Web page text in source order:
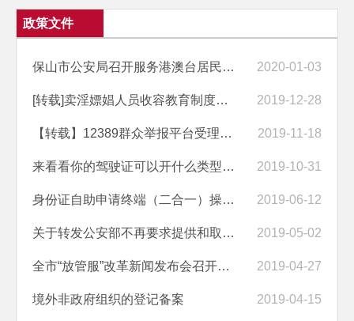
政策文件
保山市公安局召开服务港澳台居民、华侨和外籍人员发布会 2020-01-03
[转载]卖淫嫖娼人员收容教育制度，今起废止 2019-12-28
【转载】12389群众举报平台受理要求及流程 2019-11-18
来看看你的驾驶证可以开什么类型的车，不要开错了 2019-10-31
身份证自助申请终端（二合一）操作流程 2019-06-12
关于转发公安部不再要求提供和取消部分证明事项（第二批）的通知 2019-05-02
全市“放管服”改革新闻发布会召开，保山公安“放管服”新举措解读 2019-04-27
境外非政府组织的登记备案 2019-04-15